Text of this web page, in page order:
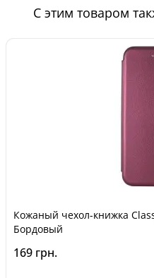
С этим товаром
Кожаный чехол-книжка
Бордовый
169 грн.